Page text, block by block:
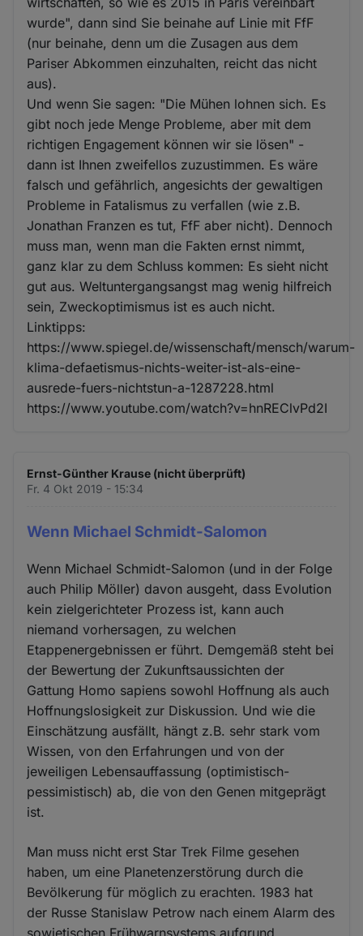
wurde", dann sind Sie beinahe auf Linie mit FfF
(nur beinahe, denn um die Zusagen aus dem
Pariser Abkommen einzuhalten, reicht das nicht
aus).
Und wenn Sie sagen: "Die Mühen lohnen sich. Es
gibt noch jede Menge Probleme, aber mit dem
richtigen Engagement können wir sie lösen" -
dann ist Ihnen zweifellos zuzustimmen. Es wäre
falsch und gefährlich, angesichts der gewaltigen
Probleme in Fatalismus zu verfallen (wie z.B.
Jonathan Franzen es tut, FfF aber nicht). Dennoch
muss man, wenn man die Fakten ernst nimmt,
ganz klar zu dem Schluss kommen: Es sieht nicht
gut aus. Weltuntergangsangst mag wenig hilfreich
sein, Zweckoptimismus ist es auch nicht.
Linktipps:
https://www.spiegel.de/wissenschaft/mensch/warum-
klima-defaetismus-nichts-weiter-ist-als-eine-
ausrede-fuers-nichtstun-a-1287228.html
https://www.youtube.com/watch?v=hnREClvPd2I
Ernst-Günther Krause (nicht überprüft)
Fr. 4 Okt 2019 - 15:34
Wenn Michael Schmidt-Salomon
Wenn Michael Schmidt-Salomon (und in der Folge
auch Philip Möller) davon ausgeht, dass Evolution
kein zielgerichteter Prozess ist, kann auch
niemand vorhersagen, zu welchen
Etappenergebnissen er führt. Demgemäß steht bei
der Bewertung der Zukunftsaussichten der
Gattung Homo sapiens sowohl Hoffnung als auch
Hoffnungslosigkeit zur Diskussion. Und wie die
Einschätzung ausfällt, hängt z.B. sehr stark vom
Wissen, von den Erfahrungen und von der
jeweiligen Lebensauffassung (optimistisch-
pessimistisch) ab, die von den Genen mitgeprägt
ist.
Man muss nicht erst Star Trek Filme gesehen
haben, um eine Planetenzerstörung durch die
Bevölkerung für möglich zu erachten. 1983 hat
der Russe Stanislaw Petrow nach einem Alarm des
sowjetischen Frühwarnsystems aufgrund